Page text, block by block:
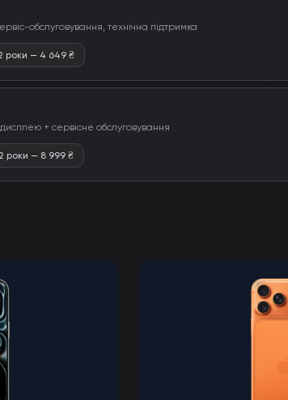
обслуговування, технічна підтримка
роки — 4 649 ₴
+ сервісне обслуговування
2 роки — 8 999 ₴